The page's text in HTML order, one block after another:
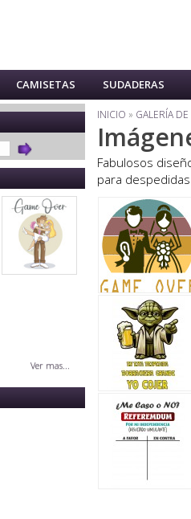
CAMISETAS SUDADERAS
Ver mas...
INICIO » GALERÍA
Fabulosos
para